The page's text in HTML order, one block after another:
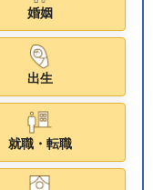
婚姻
出生
就職・転職